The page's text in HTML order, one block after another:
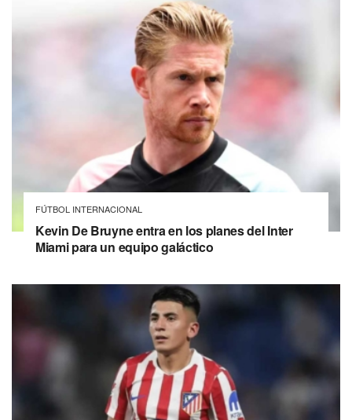
FÚTBOL INTERNACIONAL
Kevin De Bruyne entra en los planes del Inter
Miami para un equipo galáctico